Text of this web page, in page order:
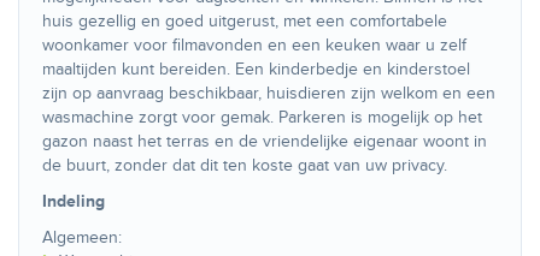
huis gezellig en goed uitgerust, met een comfortabele
woonkamer voor filmavonden en een keuken waar u zelf
maaltijden kunt bereiden. Een kinderbedje en kinderstoel
zijn op aanvraag beschikbaar, huisdieren zijn welkom en een
wasmachine zorgt voor gemak. Parkeren is mogelijk op het
gazon naast het terras en de vriendelijke eigenaar woont in
de buurt, zonder dat dit ten koste gaat van uw privacy.
Indeling
Algemeen: